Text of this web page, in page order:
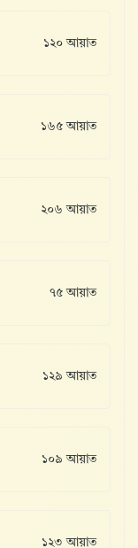
১২০ আয়াত
১৬৫ আয়াত
২০৬ আয়াত
৭৫ আয়াত
১২৯ আয়াত
১০৯ আয়াত
১২৩ আয়াত